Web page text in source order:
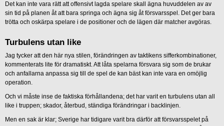
Det kan inte vara rätt att offensivt lagda spelare skall ägna huvuddelen av av
sin tid på planen åt att bara springa och ägna sig åt försvarsspel. Det ger bara
trötta och oskärpa spelare i de positioner och de lägen där matcher avgöras.
Turbulens utan like
Jag tycker att den här nya stilen, förändringen av taktikens sifferkombinationer,
kommenterats lite för dramatiskt. Att låta spelarna försvara sig som de brukar
och anfallarna anpassa sig till de spel de kan bäst kan inte vara en omöjlig
operation.
Och vi måste inse de faktiska förhållandena; det har varit en turbulens utan all
like i truppen; skador, återbud, ständiga förändringar i backlinjen.
Men en sak är klar; Sverige har tidigare varit bra därför att försvarsspelet på